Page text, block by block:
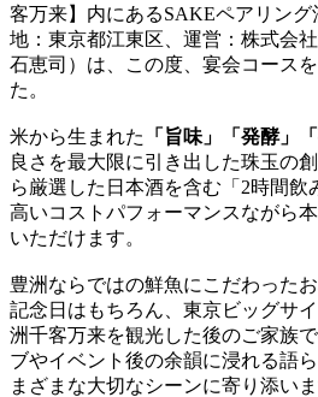
客万来】内にあるSAKEペアリン
地：東京都江東区、運営：株式会
石恵司）は、この度、宴会コース
た。
米から生まれた 「旨味」「発酵」「
良さを最大限に引き出した珠玉の
ら厳選した日本酒を含む「2時間飲
高いコストパフォーマンスながら
いただけます。
豊洲ならではの鮮魚にこだわった
記念日はもちろん、東京ビッグサ
洲千客万来を観光した後のご家族
ブやイベント後の余韻に浸れる語
まざまな大切なシーンに寄り添い